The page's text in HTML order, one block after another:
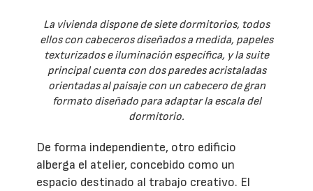
La vivienda dispone de siete dormitorios, todos
ellos con cabeceros diseñados a medida, papeles
texturizados e iluminación específica, y la suite
principal cuenta con dos paredes acristaladas
orientadas al paisaje con un cabecero de gran
formato diseñado para adaptar la escala del
dormitorio.
De forma independiente, otro edificio
alberga el atelier, concebido como un
espacio destinado al trabajo creativo. El